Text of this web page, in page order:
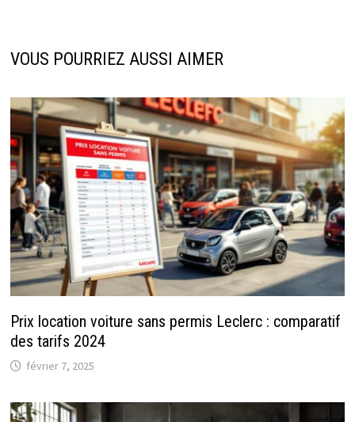
VOUS POURRIEZ AUSSI AIMER
Prix location voiture sans permis Leclerc : comparatif
des tarifs 2024
février 7, 2025